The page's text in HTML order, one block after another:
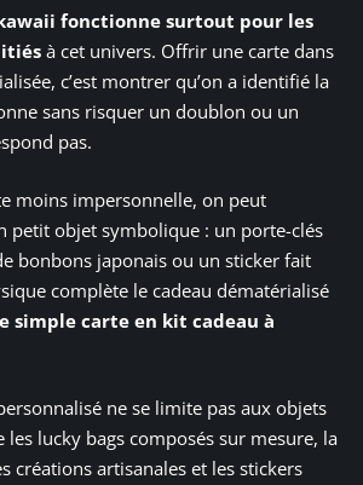
fonctionne surtout pour les
à cet univers. Offrir une carte dans
c’est montrer qu’on a identifié la
sans risquer un doublon ou un
pas.
moins impersonnelle, on peut
petit objet symbolique : un porte-clés
bonbons japonais ou un sticker fait
complète le cadeau dématérialisé
simple carte en kit cadeau à
ne se limite pas aux objets
les lucky bags composés sur mesure, la
créations artisanales et les stickers